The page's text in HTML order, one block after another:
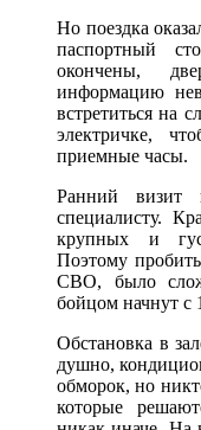
Но поездка
паспортный
окончены,
информацию
встретиться на
электричке,
приемные часы.
Ранний
специалисту.
крупных и
Поэтому
СВО, было
бойцом начнут с
Обстановка в
душно,
обморок, но
которые